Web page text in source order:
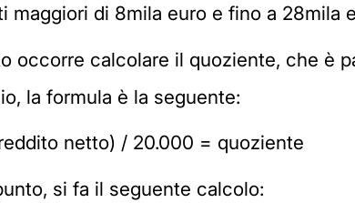
maggiori di 8mila euro e fino a 28mila
occorre calcolare il quoziente, che è
la formula è la seguente:
netto) / 20.000 = quoziente
si fa il seguente calcolo: